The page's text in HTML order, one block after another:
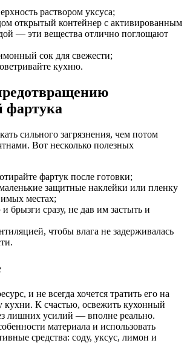
раствором уксуса;
открытый контейнер с активированным
— эти вещества отлично поглощают
сок для свежести;
кухню.
фартука
сильного загрязнения, чем потом
Вот несколько полезных
фартук после готовки;
защитные наклейки или пленку
местах;
брызги сразу, не дав им застыть и
чтобы влага не задерживалась
и не всегда хочется тратить его на
кухни. К счастью, освежить кухонный
лишних усилий — вполне реально.
материала и использовать
средства: соду, уксус, лимон и